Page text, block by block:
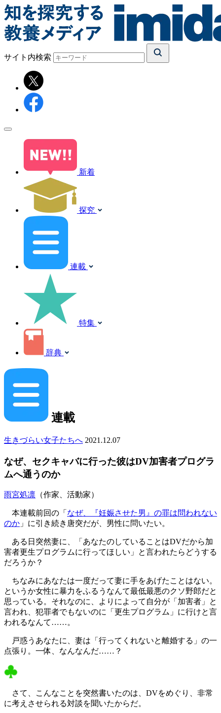
サイト内検索
新着
探究
連載
特集
辞典
連載
生きづらい女子たちへ 2021.12.07
なぜ、セクキャバに行った彼はDV加害者プログラ
ムへ通うのか
雨宮処凛 （作家、活動家）
本連載前回の「 なぜ、『妊娠させた男』の罪は問われない
のか 」に引き続き唐突だが、男性に問いたい。
ある日突然妻に、「あなたのしていることはDVだから加
害者更生プログラムに行ってほしい」と言われたらどうする
だろうか？
ちなみにあなたは一度だって妻に手をあげたことはない。
というか女性に暴力をふるうなんて最低最悪のクソ野郎だと
思っている。それなのに、よりによって自分が「加害者」と
言われ、犯罪者でもないのに「更生プログラム」に行けと言
われるなんて……。
戸惑うあなたに、妻は「行ってくれないと離婚する」の一
点張り。一体、なんなんだ……？
さて、こんなことを突然書いたのは、DVをめぐり、非常
に考えさせられる対談を聞いたからだ。